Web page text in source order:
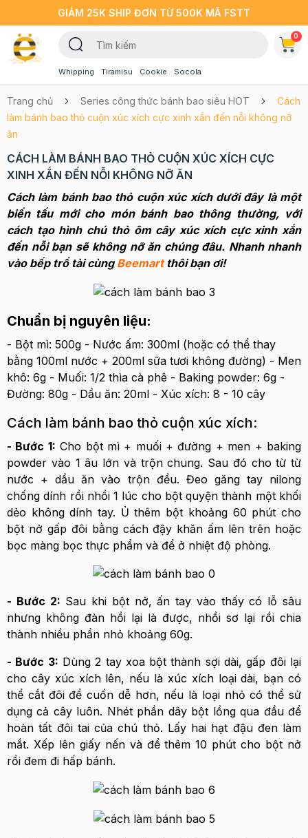
GIẢM 25K SHIP ĐƠN TỪ 500K MÃ FSTT
Whipping Tiramisu Cookie Socola
0
Trang chủ Series công thức bánh bao siêu HOT
Cách
làm bánh bao thỏ cuộn xúc xích cực xinh xắn đến nỗi không nỡ
ăn
CÁCH LÀM BÁNH BAO THỎ CUỘN XÚC XÍCH CỰC
XINH XẮN ĐẾN NỖI KHÔNG NỠ ĂN
Cách làm bánh bao thỏ cuộn xúc xích dưới đây là một
biến tấu mới cho món bánh bao thông thường, với
cách tạo hình chú thỏ ôm cây xúc xích cực xinh xắn
đến nỗi bạn sẽ không nỡ ăn chúng đâu. Nhanh nhanh
vào bếp trổ tài cùng Beemart thôi bạn ơi!
Chuẩn bị nguyên liệu:
- Bột mì: 500g - Nước ấm: 300ml (hoặc có thể thay
bằng 100ml nước + 200ml sữa tươi không đường) - Men
khô: 6g - Muối: 1/2 thìa cà phê - Baking powder: 6g -
Đường: 80g - Dầu ăn: 20ml - Xúc xích: 8 - 10 cây
Cách làm bánh bao thỏ cuộn xúc xích:
- Bước 1: Cho bột mì + muối + đường + men + baking
powder vào 1 âu lớn và trộn chung. Sau đó cho từ từ
nước + dầu ăn vào trộn đều. Đeo găng tay nilong
chống dính rồi nhồi 1 lúc cho bột quyện thành một khối
dẻo không dính tay. Ủ thêm bột khoảng 60 phút cho
bột nở gấp đôi bằng cách đậy khăn ấm lên trên hoặc
bọc màng bọc thực phẩm và để ở nhiệt độ phòng.
- Bước 2: Sau khi bột nở, ấn tay vào thấy có lỗ sâu
nhưng không đàn hồi lại là được, nhồi sơ lại rồi chia
thành nhiều phần nhỏ khoảng 60g.
- Bước 3: Dùng 2 tay xoa bột thành sợi dài, gấp đôi lại
cho cây xúc xích lên, nếu là xúc xích loại dài, bạn có
thể cắt đôi để cuốn dễ hơn, nếu là loại nhỏ có thể sử
dụng cả cây luôn. Nhét phần dây bột lồng qua đầu để
hoàn tất đôi tai của chú thỏ. Lấy hai hạt đậu đen làm
mắt. Xếp lên giấy nến và để thêm 10 phút cho bột nở
rồi đem đi hấp bánh.